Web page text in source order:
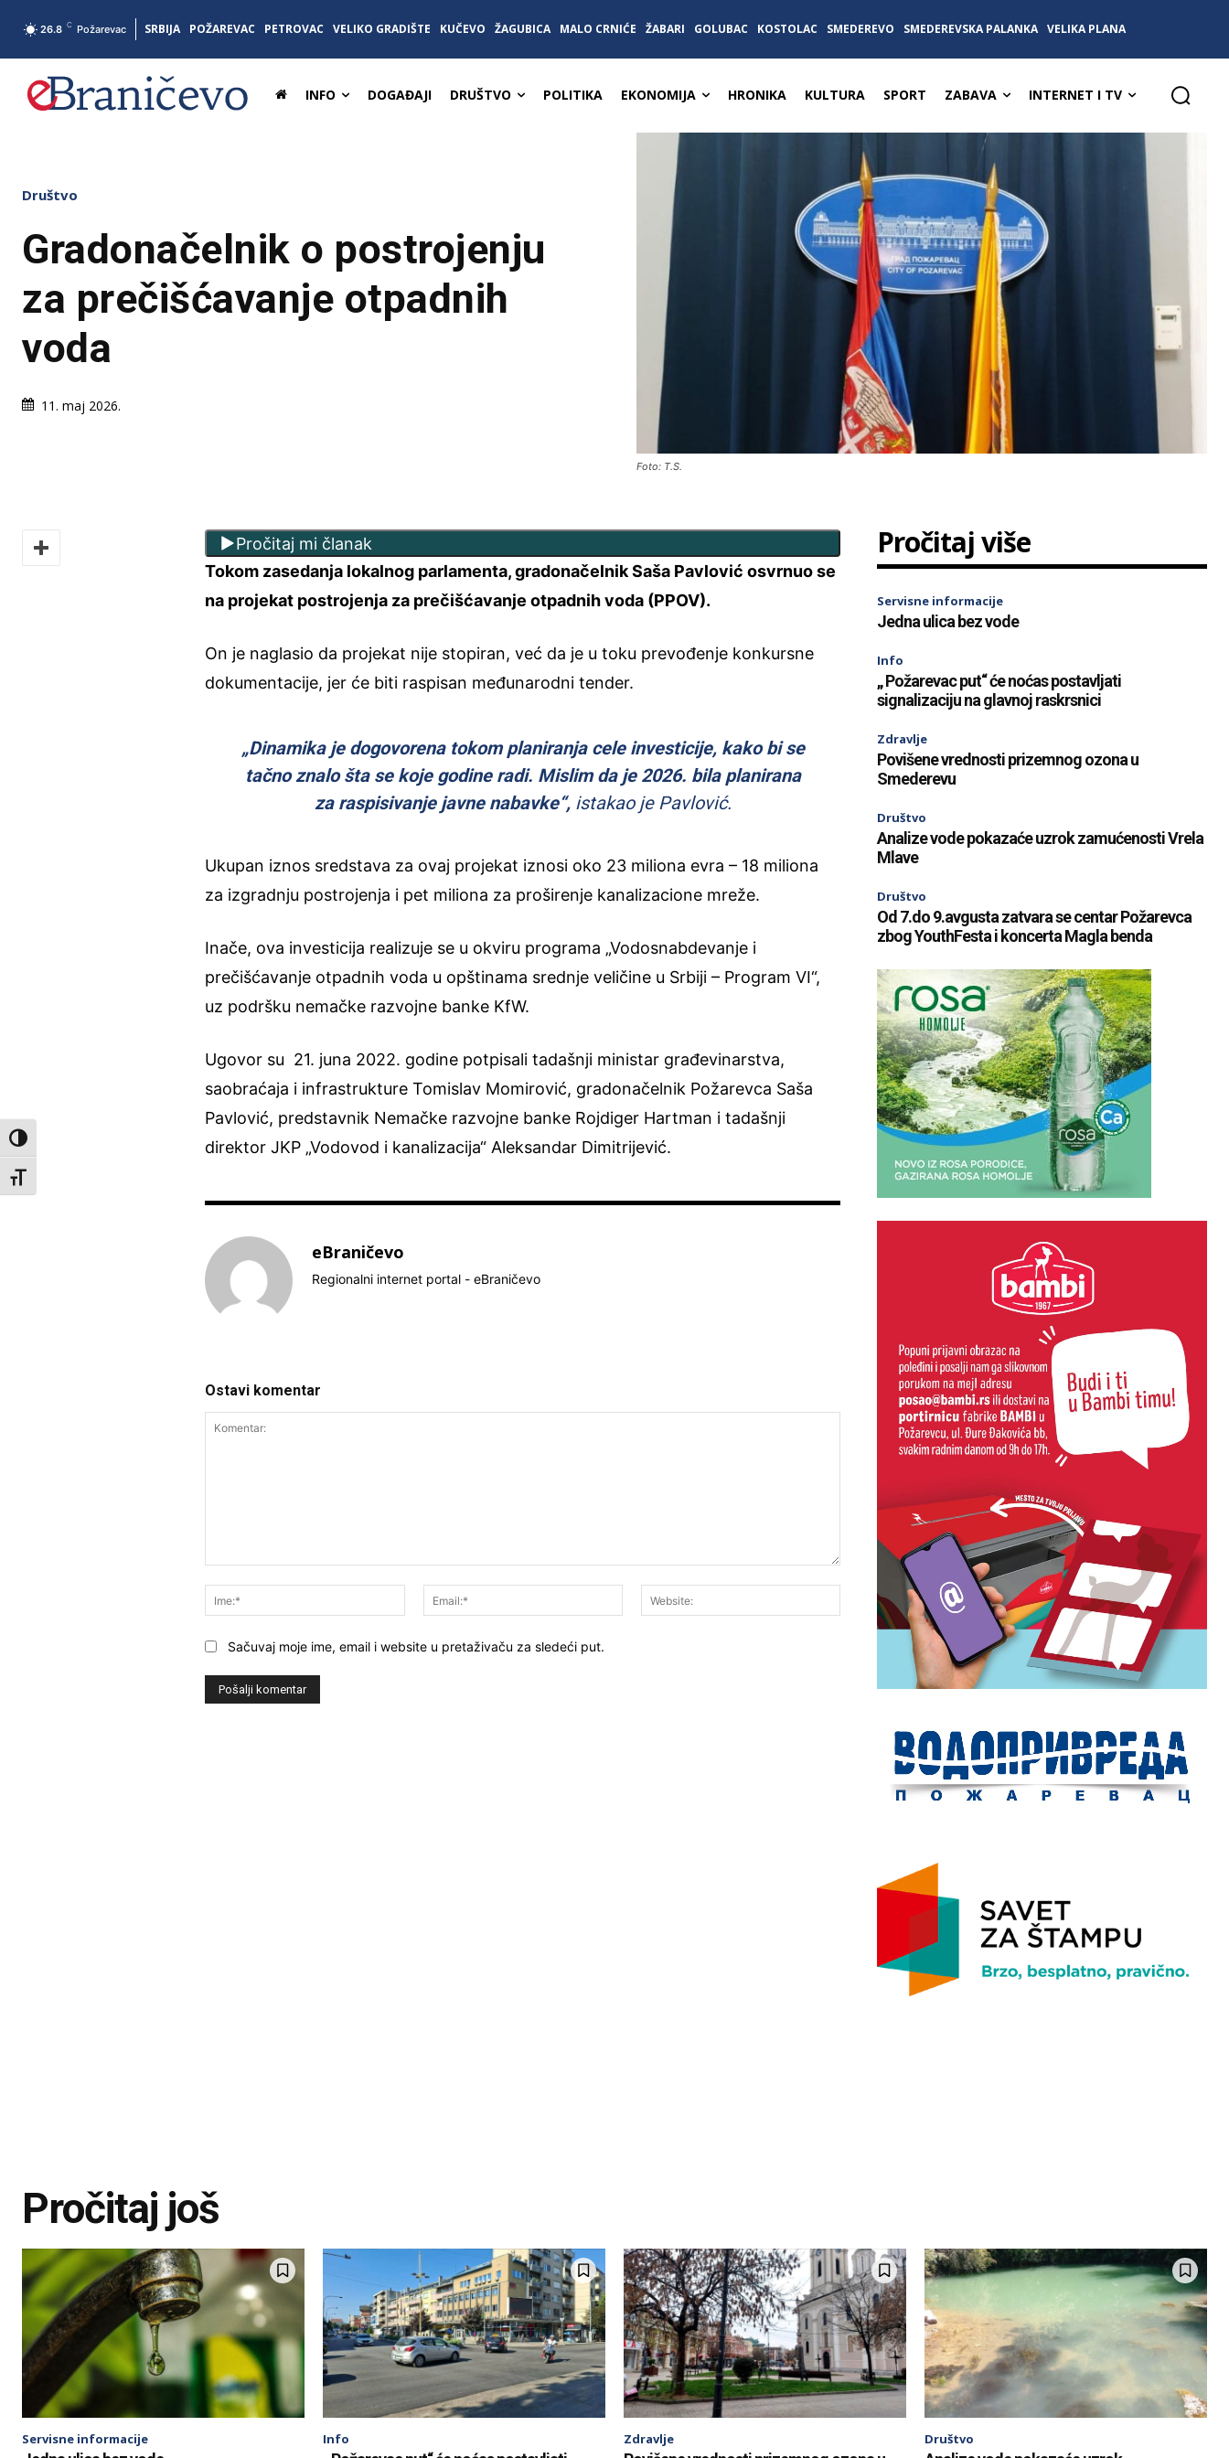
Toggle High Contrast
Toggle Font size
26.8 C Požarevac SRBIJA POŽAREVAC PETROVAC VELIKO GRADIŠTE KUČEVO ŽAGUBICA MALO CRNIĆE ŽABARI GOLUBAC KOSTOLAC SMEDEREVO SMEDEREVSKA PALANKA VELIKA PLANA
INFO DOGAĐAJI DRUŠTVO POLITIKA EKONOMIJA HRONIKA KULTURA SPORT ZABAVA INTERNET I TV
Društvo
Gradonačelnik o postrojenju
za prečišćavanje otpadnih
voda
11. maj 2026.
Foto: T.S.
Pročitaj mi članak
Tokom zasedanja lokalnog parlamenta, gradonačelnik Saša Pavlović osvrnuo se
na projekat postrojenja za prečišćavanje otpadnih voda (PPOV).
On je naglasio da projekat nije stopiran, već da je u toku prevođenje konkursne
dokumentacije, jer će biti raspisan međunarodni tender.
„Dinamika je dogovorena tokom planiranja cele investicije, kako bi se
tačno znalo šta se koje godine radi. Mislim da je 2026. bila planirana
za raspisivanje javne nabavke“,istakao je Pavlović.
Ukupan iznos sredstava za ovaj projekat iznosi oko 23 miliona evra – 18 miliona
za izgradnju postrojenja i pet miliona za proširenje kanalizacione mreže.
Inače, ova investicija realizuje se u okviru programa „Vodosnabdevanje i
prečišćavanje otpadnih voda u opštinama srednje veličine u Srbiji – Program VI“,
uz podršku nemačke razvojne banke KfW.
Ugovor su 21. juna 2022. godine potpisali tadašnji ministar građevinarstva,
saobraćaja i infrastrukture Tomislav Momirović, gradonačelnik Požarevca Saša
Pavlović, predstavnik Nemačke razvojne banke Rojdiger Hartman i tadašnji
direktor JKP „Vodovod i kanalizacija“ Aleksandar Dimitrijević.
eBraničevo
Regionalni internet portal - eBraničevo
Ostavi komentar
Ime:*
Email:* Website:
Sačuvaj moje ime, email i website u pretaživaču za sledeći put.
Pročitaj više
Servisne informacije
Jedna ulica bez vode
Info
„ Požarevac put“ će noćas postavljati
signalizaciju na glavnoj raskrsnici
Zdravlje
Povišene vrednosti prizemnog ozona u
Smederevu
Društvo
Analize vode pokazaće uzrok zamućenosti Vrela
Mlave
Društvo
Od 7.do 9.avgusta zatvara se centar Požarevca
zbog YouthFesta i koncerta Magla benda
Pročitaj još
Servisne informacije Info Zdravlje Društvo